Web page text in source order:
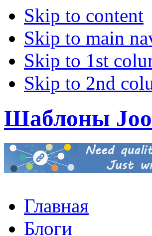
Skip to content
Skip to main
Skip to 1st
Skip to 2nd
Шаблоны
Главная
Блоги